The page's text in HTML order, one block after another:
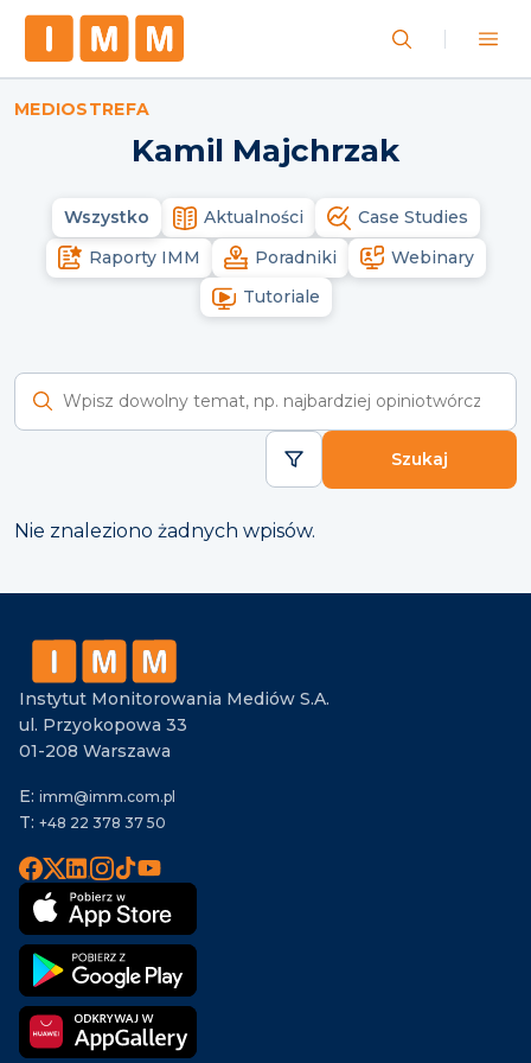
MEDIOSTREFA
Kamil Majchrzak
Wszystko Aktualności
Case Studies
Raporty IMM
Poradniki
Webinary
Tutoriale
Szukaj
Nie znaleziono żadnych wpisów.
Instytut Monitorowania Mediów S.A.
ul. Przyokopowa 33
01-208 Warszawa
E: imm@imm.com.pl
T: +48 22 378 37 50